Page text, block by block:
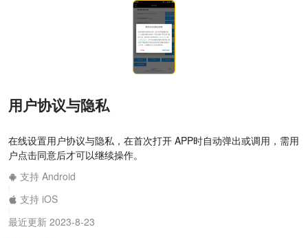
用户协议与隐私
在线设置用户协议与隐私，在首次打开 APP时自动弹出或调用，需用
户点击同意后才可以继续操作。
支持 Android
支持 iOS
最近更新 2023-8-23